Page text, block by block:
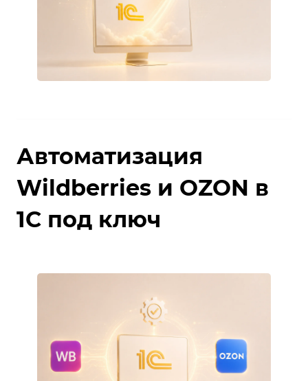
Автоматизация
Wildberries и OZON в
1С под ключ